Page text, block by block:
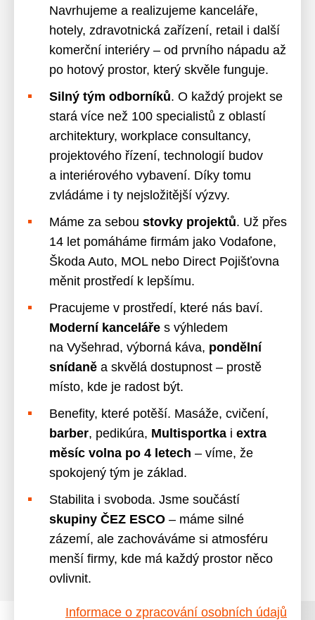
Navrhujeme a realizujeme kanceláře,
hotely, zdravotnická zařízení, retail i další
komerční interiéry – od prvního nápadu až
po hotový prostor, který skvěle funguje.
Silný tým odborníků. O každý projekt se
stará více než 100 specialistů z oblastí
architektury, workplace consultancy,
projektového řízení, technologií budov
a interiérového vybavení. Díky tomu
zvládáme i ty nejsložitější výzvy.
Máme za sebou stovky projektů. Už přes
14 let pomáháme firmám jako Vodafone,
Škoda Auto, MOL nebo Direct Pojišťovna
měnit prostředí k lepšímu.
Pracujeme v prostředí, které nás baví.
Moderní kanceláře s výhledem
na Vyšehrad, výborná káva, pondělní
snídaně a skvělá dostupnost – prostě
místo, kde je radost být.
Benefity, které potěší. Masáže, cvičení,
barber, pedikúra, Multisportka i extra
měsíc volna po 4 letech – víme, že
spokojený tým je základ.
Stabilita i svoboda. Jsme součástí
skupiny ČEZ ESCO – máme silné
zázemí, ale zachováváme si atmosféru
menší firmy, kde má každý prostor něco
ovlivnit.
Informace o zpracování osobních údajů